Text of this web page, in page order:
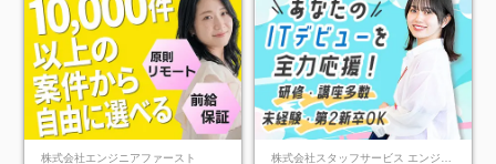
株式会社エンジニアファースト 株式会社スタッフサービス エンジニアリング事業本部